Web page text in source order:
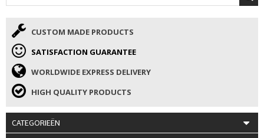
CUSTOM MADE PRODUCTS
SATISFACTION GUARANTEE
WORLDWIDE EXPRESS DELIVERY
HIGH QUALITY PRODUCTS
CATEGORIEËN